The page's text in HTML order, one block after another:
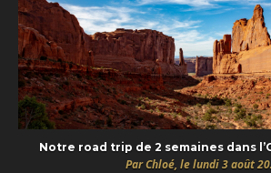
Notre road trip de 2 semaines dans
Par Chloé, le lundi 3 août